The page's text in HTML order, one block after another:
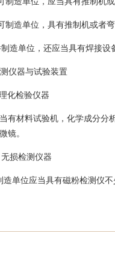
制造单位，具有推制机或者
造单位，还应当具有焊接设
仪器与试验装置
化检验仪器
有材料试验机，化学成分分
镜。
损检测仪器
单位应当具有磁粉检测仪不